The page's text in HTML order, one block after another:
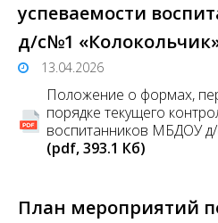
успеваемости
д/с№1
13.04.2026
Положение o формах,
порядке текущего
воспитанников МБДОУ
(pdf, 393.1 Кб)
План мероприятий